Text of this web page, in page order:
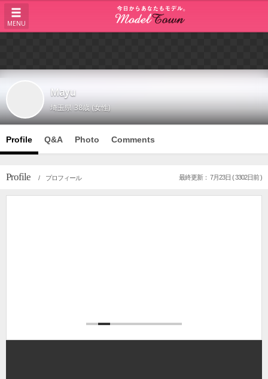
MENU
Mayu
埼玉県 38歳 (女性)
Profile Q&A Photo Comments
Profile / プロフィール 最終更新： 7月23日 ( 3302日前 )